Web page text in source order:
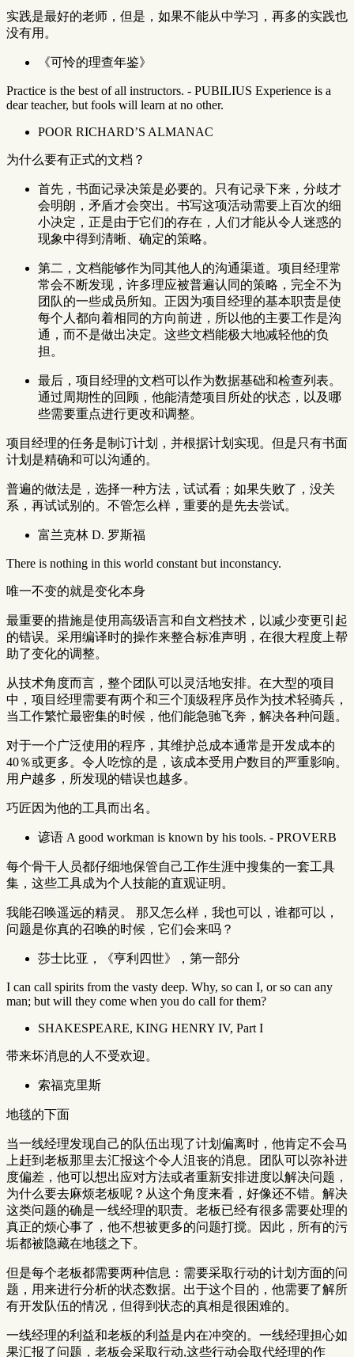
实践是最好的老师，但是，如果不能从中学习，再多的实践也
没有用。
《可怜的理查年鉴》
Practice is the best of all instructors. - PUBILIUS Experience is a
dear teacher, but fools will learn at no other.
POOR RICHARD’S ALMANAC
为什么要有正式的文档？
首先，书面记录决策是必要的。只有记录下来，分歧才
会明朗，矛盾才会突出。书写这项活动需要上百次的细
小决定，正是由于它们的存在，人们才能从令人迷惑的
现象中得到清晰、确定的策略。
第二，文档能够作为同其他人的沟通渠道。项目经理常
常会不断发现，许多理应被普遍认同的策略，完全不为
团队的一些成员所知。正因为项目经理的基本职责是使
每个人都向着相同的方向前进，所以他的主要工作是沟
通，而不是做出决定。这些文档能极大地减轻他的负
担。
最后，项目经理的文档可以作为数据基础和检查列表。
通过周期性的回顾，他能清楚项目所处的状态，以及哪
些需要重点进行更改和调整。
项目经理的任务是制订计划，并根据计划实现。但是只有书面
计划是精确和可以沟通的。
普遍的做法是，选择一种方法，试试看；如果失败了，没关
系，再试试别的。不管怎么样，重要的是先去尝试。
富兰克林 D. 罗斯福
There is nothing in this world constant but inconstancy.
唯一不变的就是变化本身
最重要的措施是使用高级语言和自文档技术，以减少变更引起
的错误。采用编译时的操作来整合标准声明，在很大程度上帮
助了变化的调整。
从技术角度而言，整个团队可以灵活地安排。在大型的项目
中，项目经理需要有两个和三个顶级程序员作为技术轻骑兵，
当工作繁忙最密集的时候，他们能急驰飞奔，解决各种问题。
对于一个广泛使用的程序，其维护总成本通常是开发成本的
40％或更多。令人吃惊的是，该成本受用户数目的严重影响。
用户越多，所发现的错误也越多。
巧匠因为他的工具而出名。
谚语 A good workman is known by his tools. - PROVERB
每个骨干人员都仔细地保管自己工作生涯中搜集的一套工具
集，这些工具成为个人技能的直观证明。
我能召唤遥远的精灵。 那又怎么样，我也可以，谁都可以，
问题是你真的召唤的时候，它们会来吗？
莎士比亚，《亨利四世》，第一部分
I can call spirits from the vasty deep. Why, so can I, or so can any
man; but will they come when you do call for them?
SHAKESPEARE, KING HENRY IV, Part I
带来坏消息的人不受欢迎。
索福克里斯
地毯的下面
当一线经理发现自己的队伍出现了计划偏离时，他肯定不会马
上赶到老板那里去汇报这个令人沮丧的消息。团队可以弥补进
度偏差，他可以想出应对方法或者重新安排进度以解决问题，
为什么要去麻烦老板呢？从这个角度来看，好像还不错。解决
这类问题的确是一线经理的职责。老板已经有很多需要处理的
真正的烦心事了，他不想被更多的问题打搅。因此，所有的污
垢都被隐藏在地毯之下。
但是每个老板都需要两种信息：需要采取行动的计划方面的问
题，用来进行分析的状态数据。出于这个目的，他需要了解所
有开发队伍的情况，但得到状态的真相是很困难的。
一线经理的利益和老板的利益是内在冲突的。一线经理担心如
果汇报了问题，老板会采取行动,这些行动会取代经理的作